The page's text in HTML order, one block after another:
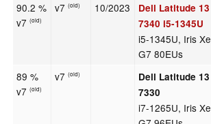
90.2 %
v7(old)
v7(old) 10/2023
Dell Latitude 13
7340 i5-1345U
i5-1345U, Iris Xe
G7 80EUs
89 %
v7(old)
v7(old)
Dell Latitude 13
7330
i7-1265U, Iris Xe